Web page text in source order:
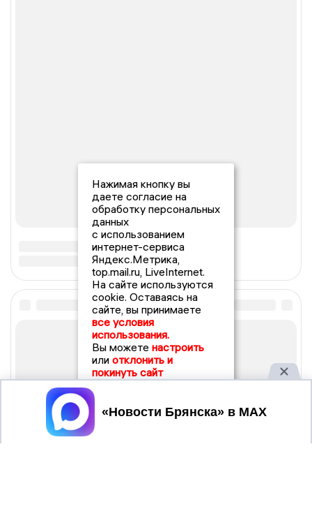
Нажимая кнопку вы
даете согласие на
обработку персональных
данных
с использованием
интернет-сервиса
Яндекс.Метрика,
top.mail.ru, LiveInternet.
На сайте используются
cookie. Оставаясь на
сайте, вы принимаете
все условия
использования.
Вы можете настроить
или отклонить и
покинуть сайт
Принять